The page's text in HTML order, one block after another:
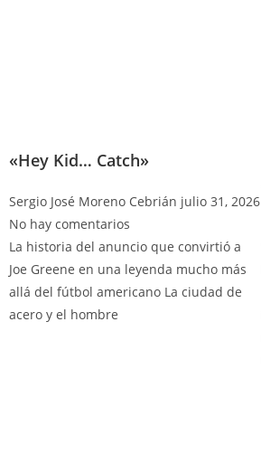
«Hey Kid… Catch»
Sergio José Moreno Cebrián julio 31, 2026
No hay comentarios
La historia del anuncio que convirtió a
Joe Greene en una leyenda mucho más
allá del fútbol americano La ciudad de
acero y el hombre